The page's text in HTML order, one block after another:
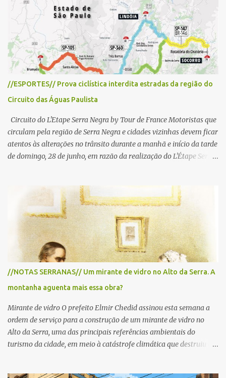
i
o
s
//ESPORTES// Prova ciclística interdita estradas da região do
Circuito das Águas Paulista
Circuito do L'Etape Serra Negra by Tour de France Motoristas que
circulam pela região de Serra Negra e cidades vizinhas devem ficar
atentos às alterações no trânsito durante a manhã e início da tarde
de domingo, 28 de junho, em razão da realização do L'Étape Serra
reunirá atletas de diferentes regiões do país e terá percursos
passando pelos municípios de Serra Negra, Amparo, Monte Alegre
do Sul, Lindoia e Socorro. Para garantir a segurança dos
participantes e do público, diversos trechos de rodovias e estradas
da região serão interditados temporariamente ao longo da prova.
A largada será na Rua Coronel Pedro Penteado, em Serra Negra,
cronograma da organização e de todas as prefeituras envolvidas,
as interdições ocorrerão de forma programada e os trechos serão
//NOTAS SERRANAS// Um mirante de vidro no Alto da Serra. A
montanha aguenta mais essa obra?
Mirante de vidro O prefeito Elmir Chedid assinou esta semana a
ordem de serviço para a construção de um mirante de vidro no
Alto da Serra, uma das principais referências ambientais do
turismo da cidade, em meio à catástrofe climática que destruiu o